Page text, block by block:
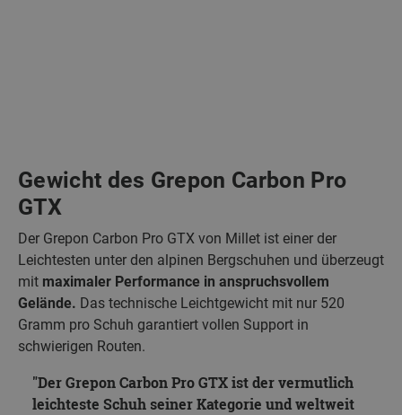
Gewicht des Grepon Carbon Pro
GTX
Der Grepon Carbon Pro GTX von Millet ist einer der
Leichtesten unter den alpinen Bergschuhen und überzeugt
mit maximaler Performance in anspruchsvollem
Gelände. Das technische Leichtgewicht mit nur 520
Gramm pro Schuh garantiert vollen Support in
schwierigen Routen.
Der Grepon Carbon Pro GTX ist der vermutlich
leichteste Schuh seiner Kategorie und weltweit